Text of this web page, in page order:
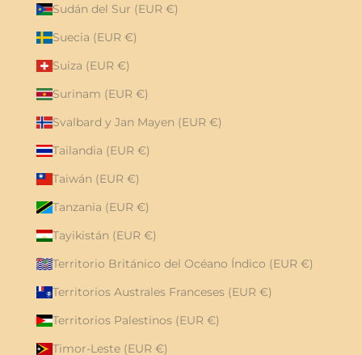
Sudán del Sur (EUR €)
Suecia (EUR €)
Suiza (EUR €)
Surinam (EUR €)
Svalbard y Jan Mayen (EUR €)
Tailandia (EUR €)
Taiwán (EUR €)
Tanzania (EUR €)
Tayikistán (EUR €)
Territorio Británico del Océano Índico (EUR €)
Territorios Australes Franceses (EUR €)
Territorios Palestinos (EUR €)
Timor-Leste (EUR €)